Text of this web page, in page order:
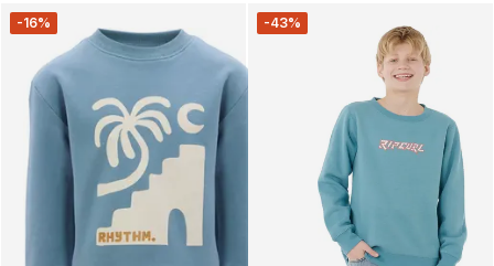
-16% -43%